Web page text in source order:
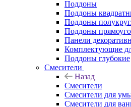
Поддоны
Поддоны
Поддоны
Поддоны
Панели
Комплектующие
Поддоны глубокие
Смесители
Назад
Смесители
Смесители для
Смесители для